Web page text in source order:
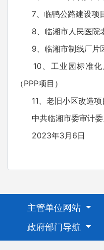
7、临鸭公路建设项目
8、临湘市人民医院
9、临湘市制线厂片
10、工业园标准化
（PPP项目）
11、老旧小区改造项
中共临湘市委审计委
2023年3月6日
主管单位网站
政府部门导航